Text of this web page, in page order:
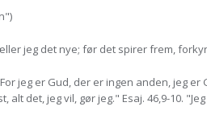
jeg det nye; før det spirer frem,
jeg er Gud, der er ingen anden, jeg
alt det, jeg vil, gør jeg." Esaj. 46,9-10.